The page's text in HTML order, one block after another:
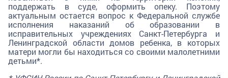
поддержать в суде, оформить опеку. Поэтому
актуальным остается вопрос к Федеральной службе
исполнения наказаний об образовании в
исправительных учреждениях Санкт-Петербурга и
Ленинградской области домов ребенка, в которых
матери могли бы находиться со своими малолетними
детьми*.